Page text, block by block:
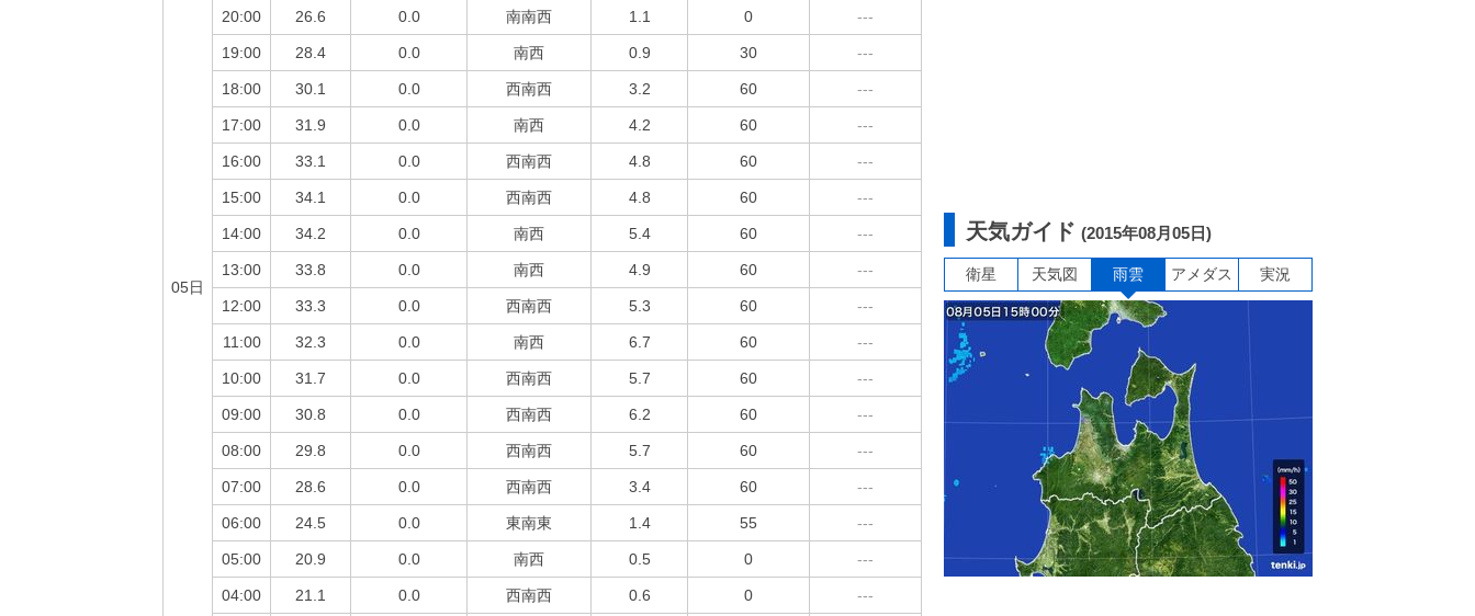
05日
20:00 26.6 0.0 南南西 1.1 0 ---
19:00 28.4 0.0 南西 0.9 30 ---
18:00 30.1 0.0 西南西 3.2 60 ---
17:00 31.9 0.0 南西 4.2 60 ---
16:00 33.1 0.0 西南西 4.8 60 ---
15:00 34.1 0.0 西南西 4.8 60 ---
14:00 34.2 0.0 南西 5.4 60 ---
13:00 33.8 0.0 南西 4.9 60 ---
12:00 33.3 0.0 西南西 5.3 60 ---
11:00 32.3 0.0 南西 6.7 60 ---
10:00 31.7 0.0 西南西 5.7 60 ---
09:00 30.8 0.0 西南西 6.2 60 ---
08:00 29.8 0.0 西南西 5.7 60 ---
07:00 28.6 0.0 西南西 3.4 60 ---
06:00 24.5 0.0 東南東 1.4 55 ---
05:00 20.9 0.0 南西 0.5 0 ---
04:00 21.1 0.0 西南西 0.6 0 ---
天気ガイド (2015年08月05日)
衛星 天気図 雨雲 アメダス 実況